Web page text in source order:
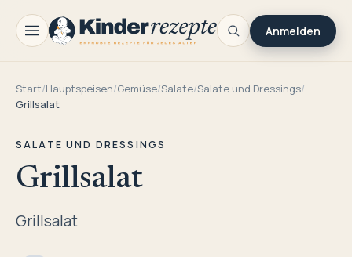
Anmelden
Start/Hauptspeisen/Gemüse/Salate/Salate und Dressings/
Grillsalat
SALATE UND DRESSINGS
Grillsalat
Grillsalat